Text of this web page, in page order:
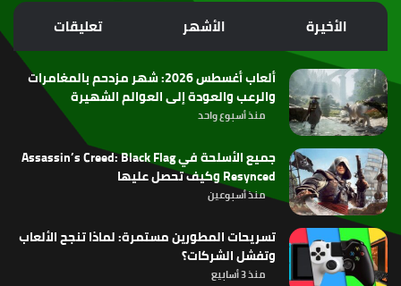
الموقع
RSS
الأخيرة الأشهر تعليقات
ألعاب أغسطس 2026: شهر مزدحم بالمغامرات
والرعب والعودة إلى العوالم الشهيرة
منذ أسبوع واحد
جميع الأسلحة في Assassin’s Creed: Black Flag
Resynced وكيف تحصل عليها
منذ أسبوعين
تسريحات المطورين مستمرة: لماذا تنجح الألعاب
وتفشل الشركات؟
منذ 3 أسابيع